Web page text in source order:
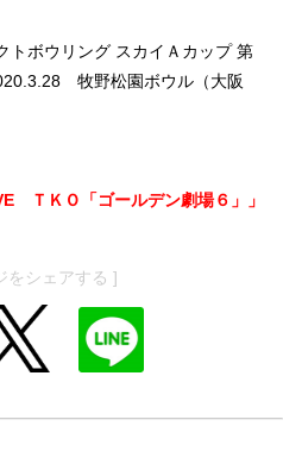
ボウリング スカイＡカップ 第
牧野松園ボウル（大阪
ＴＫＯ「ゴールデン劇場６」」
をシェアする ]